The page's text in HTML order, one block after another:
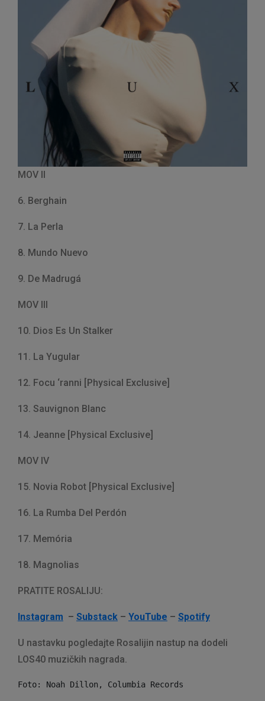
MOV II
6. Berghain
7. La Perla
8. Mundo Nuevo
9. De Madrugá
MOV III
10. Dios Es Un Stalker
11. La Yugular
12. Focu ‘ranni [Physical Exclusive]
13. Sauvignon Blanc
14. Jeanne [Physical Exclusive]
MOV IV
15. Novia Robot [Physical Exclusive]
16. La Rumba Del Perdón
17. Memória
18. Magnolias
PRATITE ROSALIJU:
Instagram – Substack – YouTube – Spotify
U nastavku pogledajte Rosalijin nastup na dodeli
LOS40 muzičkih nagrada.
Foto: Noah Dillon, Columbia Records